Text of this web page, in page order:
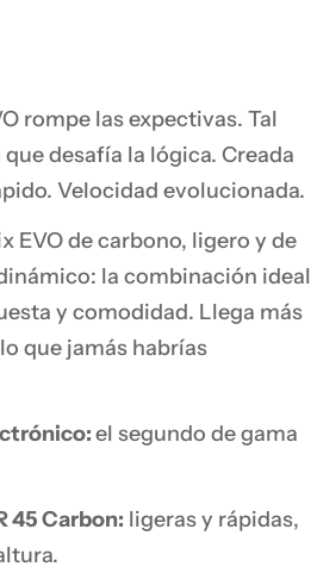
rompe las expectivas. Tal
desafía la lógica. Creada
Velocidad evolucionada.
EVO de carbono, ligero y de
la combinación ideal
y comodidad. Llega más
que jamás habrías
el segundo de gama
45 Carbon: ligeras y rápidas,